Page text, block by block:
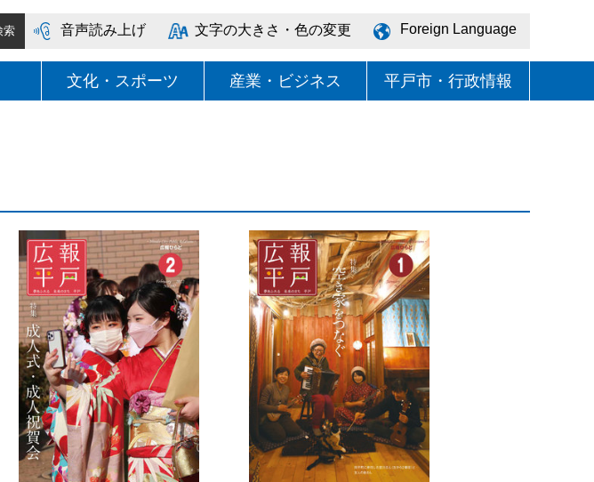
音声読み上げ 文字の大きさ・色の変更 Foreign Language
文化・スポーツ 産業・ビジネス 平戸市・行政情報